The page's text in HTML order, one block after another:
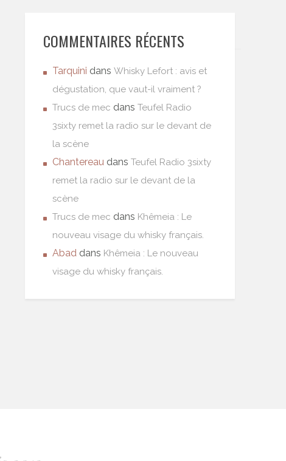
COMMENTAIRES RÉCENTS
Tarquini dans Whisky Lefort : avis et
dégustation, que vaut-il vraiment ?
Trucs de mec dans Teufel Radio
3sixty remet la radio sur le devant de
la scène
Chantereau dans Teufel Radio 3sixty
remet la radio sur le devant de la
scène
Trucs de mec dans Khêmeia : Le
nouveau visage du whisky français.
Abad dans Khêmeia : Le nouveau
visage du whisky français.